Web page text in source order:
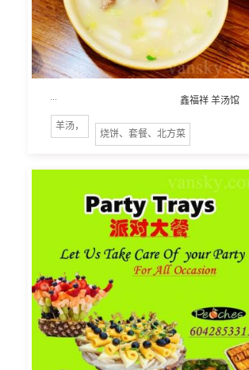
鑫福祥 羊汤馆
...
羊汤，
烧饼、套餐、北方菜